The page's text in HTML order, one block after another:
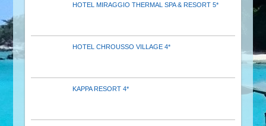
HOTEL MIRAGGIO THERMAL SPA & RESORT 5*
HOTEL CHROUSSO VILLAGE 4*
KAPPA RESORT 4*